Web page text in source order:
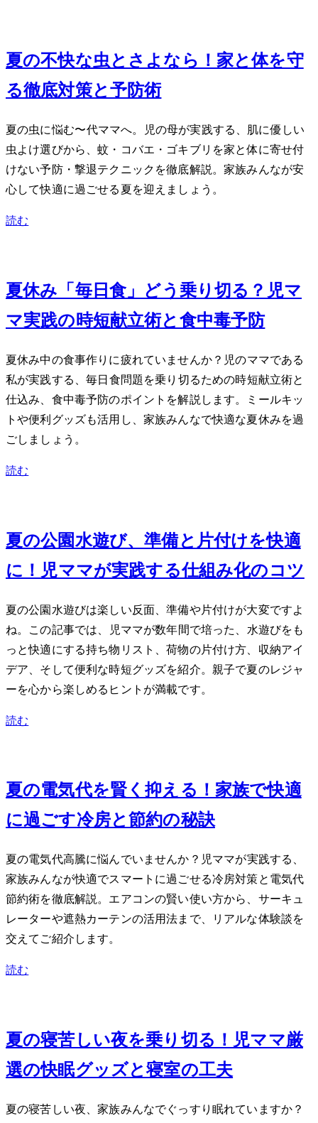
夏の不快な虫とさよなら！家と体を守
る徹底対策と予防術
夏の虫に悩む30〜40代ママへ。2児の母が実践する、肌に優しい
虫よけ選びから、蚊・コバエ・ゴキブリを家と体に寄せ付
けない予防・撃退テクニックを徹底解説。家族みんなが安
心して快適に過ごせる夏を迎えましょう。
読む
夏休み「毎日3食」どう乗り切る？2児マ
マ実践の時短献立術と食中毒予防
夏休み中の食事作りに疲れていませんか？2児のママである
私が実践する、毎日3食問題を乗り切るための時短献立術と
仕込み、食中毒予防のポイントを解説します。ミールキッ
トや便利グッズも活用し、家族みんなで快適な夏休みを過
ごしましょう。
読む
夏の公園水遊び、準備と片付けを快適
に！2児ママが実践する仕組み化のコツ
夏の公園水遊びは楽しい反面、準備や片付けが大変ですよ
ね。この記事では、2児ママが数年間で培った、水遊びをも
っと快適にする持ち物リスト、荷物の片付け方、収納アイ
デア、そして便利な時短グッズを紹介。親子で夏のレジャ
ーを心から楽しめるヒントが満載です。
読む
夏の電気代を賢く抑える！家族で快適
に過ごす冷房と節約の秘訣
夏の電気代高騰に悩んでいませんか？2児ママが実践する、
家族みんなが快適でスマートに過ごせる冷房対策と電気代
節約術を徹底解説。エアコンの賢い使い方から、サーキュ
レーターや遮熱カーテンの活用法まで、リアルな体験談を
交えてご紹介します。
読む
夏の寝苦しい夜を乗り切る！2児ママ厳
選の快眠グッズと寝室の工夫
夏の寝苦しい夜、家族みんなでぐっすり眠れていますか？2